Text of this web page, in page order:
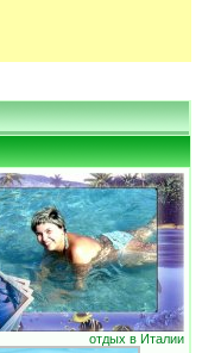
отдых в Италии